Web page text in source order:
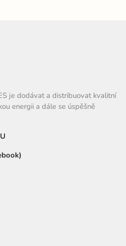
je dodávat a distribuovat kvalitní
energii a dále se úspěšně